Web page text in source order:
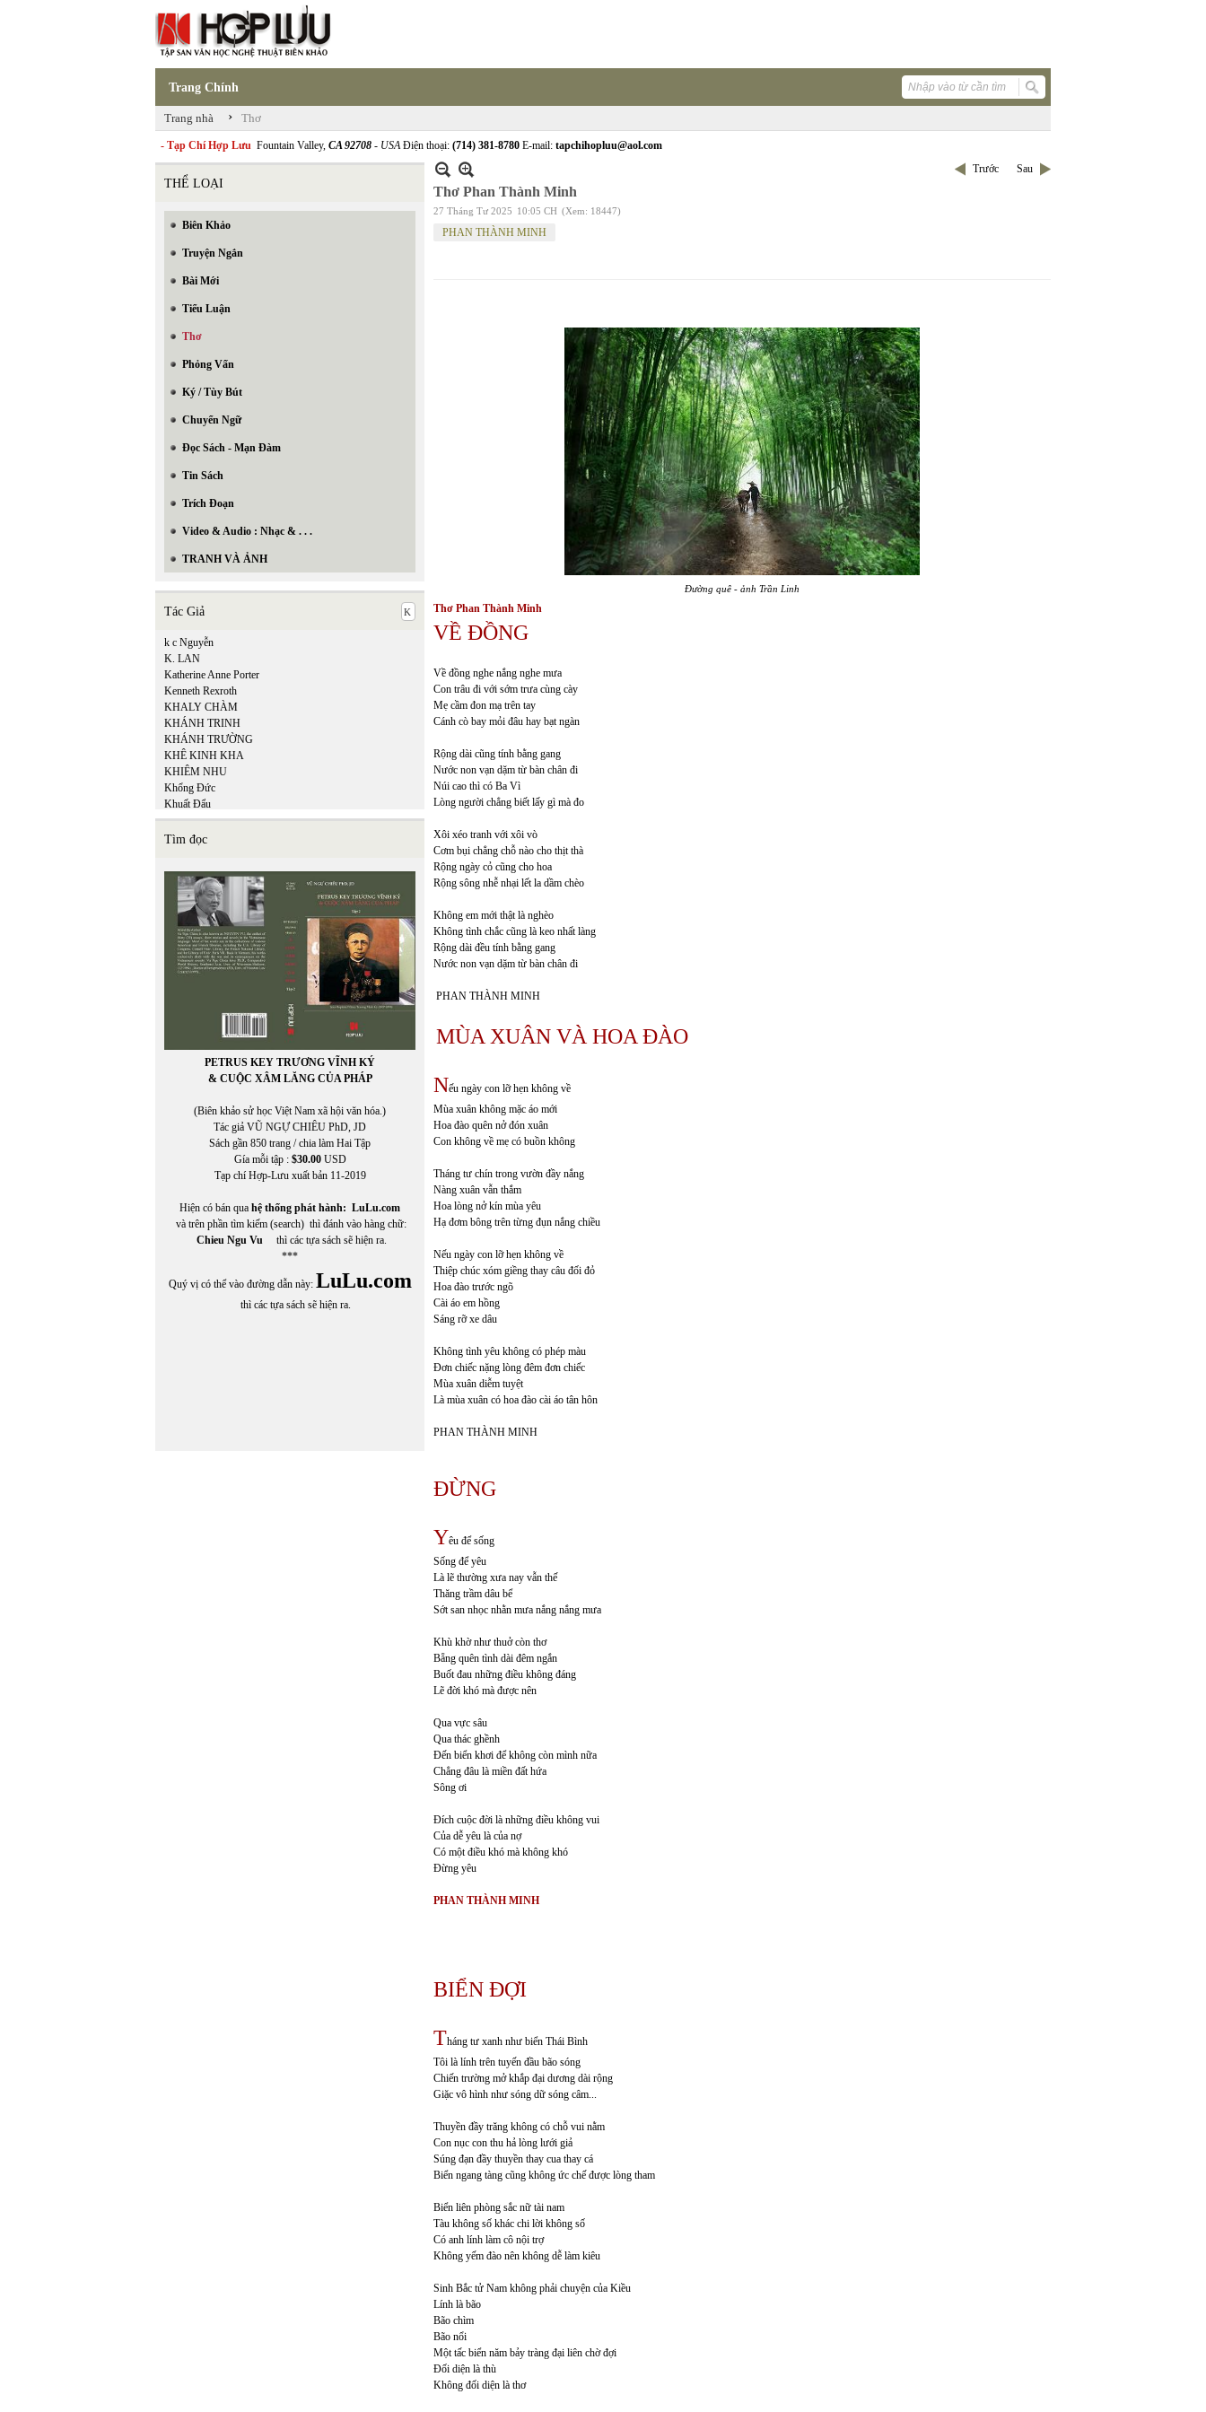
Trang Chính
Trang nhà › Thơ
- Tạp Chí Hợp Lưu Fountain Valley, CA 92708 - USAĐiện thoại: (714) 381-8780 E-mail: tapchihopluu@aol.com
THỂ LOẠI
Biên Khảo
Truyện Ngắn
Bài Mới
Tiểu Luận
Thơ
Phỏng Vấn
Ký / Tùy Bút
Chuyển Ngữ
Đọc Sách - Mạn Đàm
Tin Sách
Trích Đoạn
Video & Audio : Nhạc & . . .
TRANH VÀ ẢNH
Tác Giả
k c Nguyễn
K. LAN
Katherine Anne Porter
Kenneth Rexroth
KHALY CHÀM
KHÁNH TRINH
KHÁNH TRƯỜNG
KHÊ KINH KHA
KHIÊM NHU
Khổng Đức
Khuất Đẩu
Khuyết Danh
Kiệm Hoàng
Kiều Thị An Giang
KIM LONG
Kim Nhung
Kim Tuấn
Kinh Dương Vương
Kuroda Momoko
Kurt Vonnegut, Jr.
Tìm đọc
PETRUS KEY TRƯƠNG VĨNH KÝ
& CUỘC XÂM LĂNG CỦA PHÁP
(Biên khảo sử học Việt Nam xã hội văn hóa.)
Tác giả VŨ NGỰ CHIÊU PhD, JD
Sách gần 850 trang / chia làm Hai Tập
Gía mỗi tập : $30.00USD
Tạp chí Hợp-Lưu xuất bản 11-2019
Hiện có bán qua hệ thống phát hành: LuLu.com
và trên phần tìm kiếm (search) thì đánh vào hàng chữ:
Chieu Ngu Vu thì các tựa sách sẽ hiện ra.
***
Quý vị có thể vào đường dẫn này: LuLu.com
thì các tựa sách sẽ hiện ra.
Trước Sau
Thơ Phan Thành Minh
27 Tháng Tư 2025 10:05 CH (Xem: 18447)
PHAN THÀNH MINH
Đường quê - ảnh Trần Linh
Thơ Phan Thành Minh
VỀ ĐỒNG
Về đồng nghe nắng nghe mưa
Con trâu đi với sớm trưa cùng cày
Mẹ cầm đon mạ trên tay
Cánh cò bay mỏi đâu hay bạt ngàn
Rộng dài cũng tính bằng gang
Nước non vạn dặm từ bàn chân đi
Núi cao thì có Ba Vì
Lòng người chẳng biết lấy gì mà đo
Xôi xéo tranh với xôi vò
Cơm bụi chẳng chỗ nào cho thịt thà
Rộng ngày cỏ cũng cho hoa
Rộng sông nhễ nhại lết la dầm chèo
Không em mới thật là nghèo
Không tình chắc cũng là keo nhất làng
Rộng dài đều tính bằng gang
Nước non vạn dặm từ bàn chân đi
PHAN THÀNH MINH
MÙA XUÂN VÀ HOA ĐÀO
Nếu ngày con lỡ hẹn không về
Mùa xuân không mặc áo mới
Hoa đào quên nở đón xuân
Con không về mẹ có buồn không
Tháng tư chín trong vườn đầy nắng
Nàng xuân vẫn thắm
Hoa lòng nở kín mùa yêu
Hạ đơm bông trên từng đụn nắng chiều
Nếu ngày con lỡ hẹn không về
Thiệp chúc xóm giềng thay câu đối đỏ
Hoa đào trước ngõ
Cài áo em hồng
Sáng rỡ xe dâu
Không tình yêu không có phép màu
Đơn chiếc nặng lòng đêm đơn chiếc
Mùa xuân diễm tuyệt
Là mùa xuân có hoa đào cài áo tân hôn
PHAN THÀNH MINH
ĐỪNG
Yêu để sống
Sống để yêu
Là lẽ thường xưa nay vẫn thế
Thăng trầm dâu bể
Sớt san nhọc nhằn mưa nắng nắng mưa
Khù khờ như thuở còn thơ
Bẵng quên tình dài đêm ngắn
Buốt đau những điều không đáng
Lẽ đời khó mà được nên
Qua vực sâu
Qua thác ghềnh
Đến biển khơi để không còn mình nữa
Chẳng đâu là miền đất hứa
Sông ơi
Đích cuộc đời là những điều không vui
Của dễ yêu là của nợ
Có một điều khó mà không khó
Đừng yêu
PHAN THÀNH MINH
BIỂN ĐỢI
Tháng tư xanh như biển Thái Bình
Tôi là lính trên tuyến đầu bão sóng
Chiến trường mở khắp đại dương dài rộng
Giặc vô hình như sóng dữ sóng câm...
Thuyền đầy trăng không có chỗ vui nằm
Con nục con thu hả lòng lưới giả
Súng đạn đầy thuyền thay cua thay cá
Biển ngang tàng cũng không ức chế được lòng tham
Biển liên phòng sắc nữ tài nam
Tàu không số khác chi lời không số
Có anh lính làm cô nội trợ
Không yếm đào nên không dễ làm kiêu
Sinh Bắc tử Nam không phải chuyện của Kiều
Lính là bão
Bão chìm
Bão nổi
Một tấc biển năm bảy tràng đại liên chờ đợi
Đối diện là thù
Không đối diện là thơ